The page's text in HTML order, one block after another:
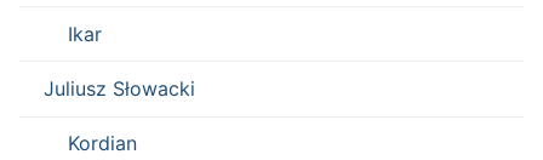
Ikar
Juliusz Słowacki
Kordian